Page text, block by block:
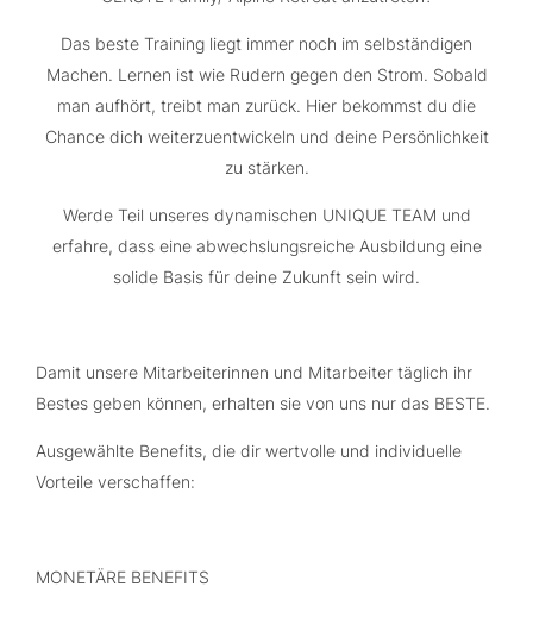
Das beste Training liegt immer noch im selbständigen
Machen. Lernen ist wie Rudern gegen den Strom. Sobald
man aufhört, treibt man zurück. Hier bekommst du die
Chance dich weiterzuentwickeln und deine Persönlichkeit
zu stärken.
Werde Teil unseres dynamischen UNIQUE TEAM und
erfahre, dass eine abwechslungsreiche Ausbildung eine
solide Basis für deine Zukunft sein wird.
Damit unsere Mitarbeiterinnen und Mitarbeiter täglich ihr
Bestes geben können, erhalten sie von uns nur das BESTE.
Ausgewählte Benefits, die dir wertvolle und individuelle
Vorteile verschaffen:
MONETÄRE BENEFITS